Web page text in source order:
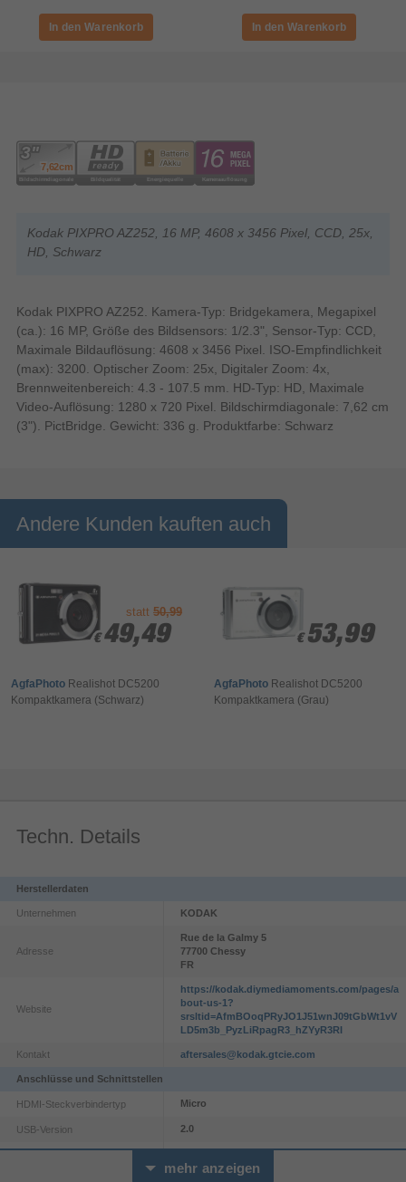
Kodak PIXPRO AZ252, 16 MP, 4608 x 3456 Pixel, CCD, 25x,
HD, Schwarz
Kodak PIXPRO AZ252. Kamera-Typ: Bridgekamera, Megapixel
(ca.): 16 MP, Größe des Bildsensors: 1/2.3", Sensor-Typ: CCD,
Maximale Bildauflösung: 4608 x 3456 Pixel. ISO-Empfindlichkeit
(max): 3200. Optischer Zoom: 25x, Digitaler Zoom: 4x,
Brennweitenbereich: 4.3 - 107.5 mm. HD-Typ: HD, Maximale
Video-Auflösung: 1280 x 720 Pixel. Bildschirmdiagonale: 7,62 cm
(3"). PictBridge. Gewicht: 336 g. Produktfarbe: Schwarz
Andere Kunden kauften auch
statt50,99
€ 49,49
€ 49,49
AgfaPhoto Realishot DC5200
Kompaktkamera (Schwarz)
€ 53,99
€ 53,99
AgfaPhoto Realishot DC5200
Kompaktkamera (Grau)
Techn. Details
Herstellerdaten
Unternehmen KODAK
Adresse
Rue de la Galmy 5
77700 Chessy
FR
Website
https://kodak.diymediamoments.com/pages/a
bout-us-1?
srsltid=AfmBOoqPRyJO1J51wnJ09tGbWt1vV
LD5m3b_PyzLiRpagR3_hZYyR3RI
Kontakt aftersales@kodak.gtcie.com
Anschlüsse und Schnittstellen
HDMI-Steckverbindertyp Micro
USB-Version 2.0
mehr anzeigen